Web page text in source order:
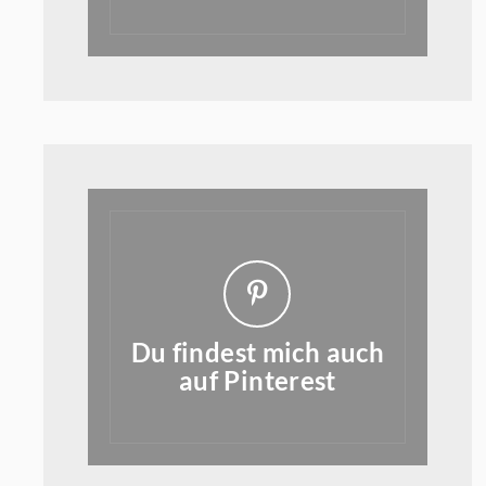
Du findest mich auch
auf Pinterest